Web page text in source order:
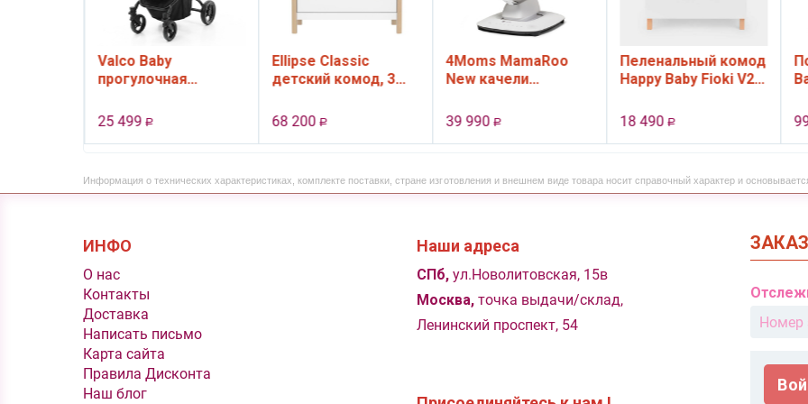
Valco Baby
прогулочная
цвет Cool Grey
25 499 Р
Ellipse Classic
детский комод, 3
68 200 Р
4Moms MamaRoo
New качели
черный
39 990 Р
Пеленальный комод
Happy Baby Fioki V2,
18 490 Р
Информация о технических характеристиках, комплекте поставки, стране изготовления и внешнем виде товара носит справочный характер и
ИНФО
O нас
Контакты
Доставка
Написать письмо
Карта сайта
Правила Дисконта
Наш блог
Наши адреса
СПб, ул.Новолитовская, 15в
Москва, точка выдачи/склад,
Ленинский проспект, 54